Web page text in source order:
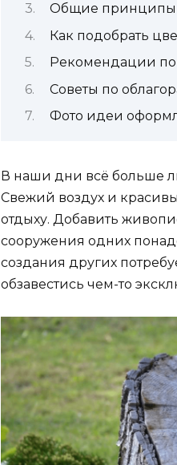
Общие принципы
Как подобрать
Рекомендации
Советы по
Фото идеи
В наши дни всё больше
Свежий воздух и
отдыху. Добавить
сооружения одних
создания других
обзавестись чем-то